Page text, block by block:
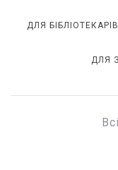
ДЛЯ
ДЛЯ
БІЦ